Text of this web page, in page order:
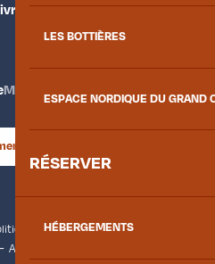
LES BOTTIÈRES
ESPACE NORDIQUE DU GRAND
RÉSERVER
HÉBERGEMENTS
Maurienne
venir ?
de confidentialité
Accessibilité : non conforme